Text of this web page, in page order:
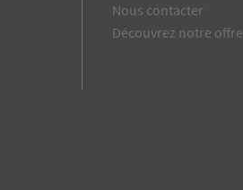
Nous contacter
Découvrez notre offre